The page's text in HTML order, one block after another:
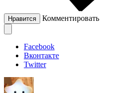
Нравится Комментировать
Facebook
Вконтакте
Twitter